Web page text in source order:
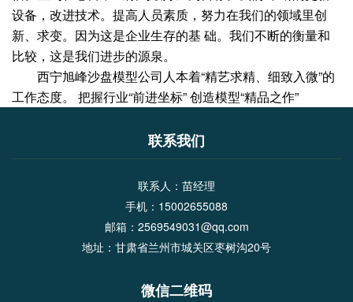
设备，改进技术。提高人员素质，努力在我们的领域里创
新、求变。因为这是企业生存的基 础。我们不断的衡量和
比较，这是我们进步的源泉。
西宁旭峰沙盘模型公司人本着“精艺求精、细致入微”的
工作态度。 把握行业“前进坐标” 创造模型“精品之作”
联系我们
联系人：苗经理
手机：15002655088
邮箱：2569549031@qq.com
地址：甘肃省兰州市城关区枣树沟20号
微信二维码